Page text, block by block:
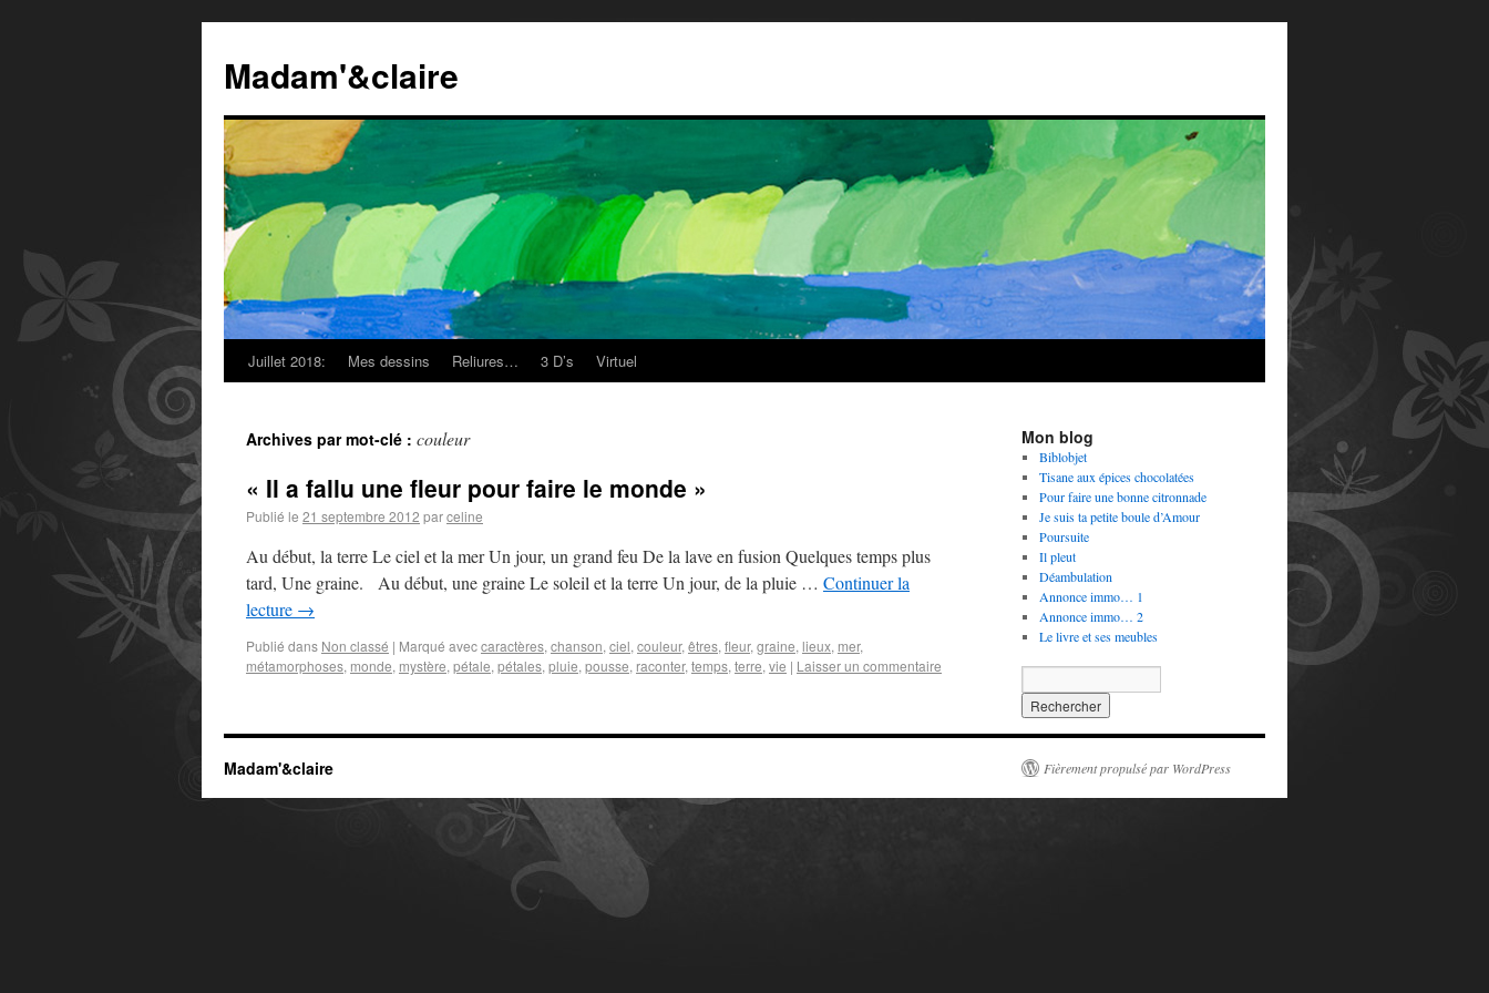
Madam'&claire
Juillet 2018: Mes dessins Reliures… 3 D’s Virtuel
Archives par mot-clé : couleur
« Il a fallu une fleur pour faire le monde »
Publié le 21 septembre 2012 parceline
Au début, la terre Le ciel et la mer Un jour, un grand feu De la lave en fusion Quelques temps plus
tard, Une graine. Au début, une graine Le soleil et la terre Un jour, de la pluie … Continuer la
lecture →
Publié dans Non classé | Marqué aveccaractères, chanson, ciel, couleur, êtres, fleur, graine, lieux, mer,
métamorphoses, monde, mystère, pétale, pétales, pluie, pousse, raconter, temps, terre, vie | Laisser un commentaire
Mon blog
Biblobjet
Tisane aux épices chocolatées
Pour faire une bonne citronnade
Je suis ta petite boule d’Amour
Poursuite
Il pleut
Déambulation
Annonce immo… 1
Annonce immo… 2
Le livre et ses meubles
Madam'&claire Fièrement propulsé par WordPress